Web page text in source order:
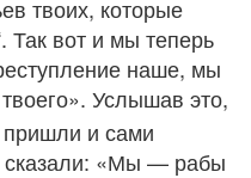
твоих, которые
Так вот и мы теперь
наше, мы
Услышав это,
и сами
сказали: «Мы — рабы